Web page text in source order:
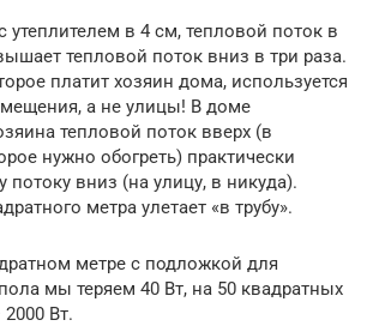
утеплителем в 4 см, тепловой поток в
тепловой поток вниз в три раза.
платит хозяин дома, используется
а не улицы! В доме
тепловой поток вверх (в
нужно обогреть) практически
потоку вниз (на улицу, в никуда).
метра улетает «в трубу».
метре с подложкой для
мы теряем 40 Вт, на 50 квадратных
Вт.